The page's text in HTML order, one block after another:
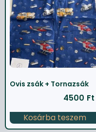
Ovis zsák + Tornazsák
4500 Ft
Kosárba teszem